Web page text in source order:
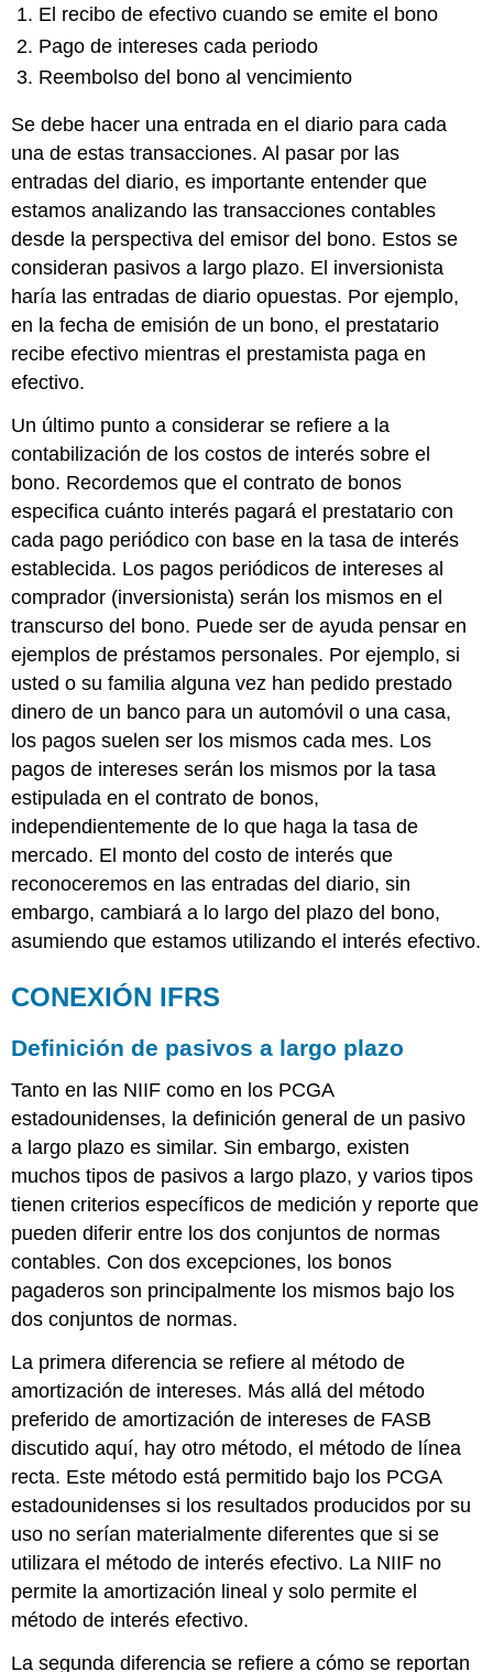
El recibo de efectivo cuando se emite el bono
Pago de intereses cada periodo
Reembolso del bono al vencimiento
Se debe hacer una entrada en el diario para cada
una de estas transacciones. Al pasar por las
entradas del diario, es importante entender que
estamos analizando las transacciones contables
desde la perspectiva del emisor del bono. Estos se
consideran pasivos a largo plazo. El inversionista
haría las entradas de diario opuestas. Por ejemplo,
en la fecha de emisión de un bono, el prestatario
recibe efectivo mientras el prestamista paga en
efectivo.
Un último punto a considerar se refiere a la
contabilización de los costos de interés sobre el
bono. Recordemos que el contrato de bonos
especifica cuánto interés pagará el prestatario con
cada pago periódico con base en la tasa de interés
establecida. Los pagos periódicos de intereses al
comprador (inversionista) serán los mismos en el
transcurso del bono. Puede ser de ayuda pensar en
ejemplos de préstamos personales. Por ejemplo, si
usted o su familia alguna vez han pedido prestado
dinero de un banco para un automóvil o una casa,
los pagos suelen ser los mismos cada mes. Los
pagos de intereses serán los mismos por la tasa
estipulada en el contrato de bonos,
independientemente de lo que haga la tasa de
mercado. El monto del costo de interés que
reconoceremos en las entradas del diario, sin
embargo, cambiará a lo largo del plazo del bono,
asumiendo que estamos utilizando el interés efectivo.
CONEXIÓN IFRS
Definición de pasivos a largo plazo
Tanto en las NIIF como en los PCGA
estadounidenses, la definición general de un pasivo
a largo plazo es similar. Sin embargo, existen
muchos tipos de pasivos a largo plazo, y varios tipos
tienen criterios específicos de medición y reporte que
pueden diferir entre los dos conjuntos de normas
contables. Con dos excepciones, los bonos
pagaderos son principalmente los mismos bajo los
dos conjuntos de normas.
La primera diferencia se refiere al método de
amortización de intereses. Más allá del método
preferido de amortización de intereses de FASB
discutido aquí, hay otro método, el método de línea
recta. Este método está permitido bajo los PCGA
estadounidenses si los resultados producidos por su
uso no serían materialmente diferentes que si se
utilizara el método de interés efectivo. La NIIF no
permite la amortización lineal y solo permite el
método de interés efectivo.
La segunda diferencia se refiere a cómo se reportan